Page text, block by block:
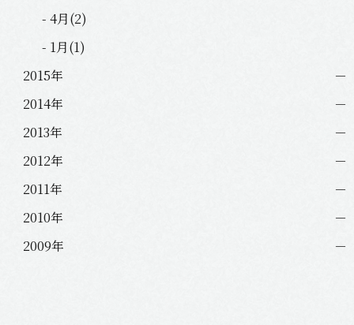
- 4月(2)
- 1月(1)
2015年
2014年
2013年
2012年
2011年
2010年
2009年